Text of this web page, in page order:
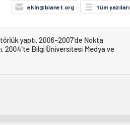
ekin@bianet.org tüm yazıları
yaptı. 2006-2007'de Nokta
2004'te Bilgi Üniversitesi Medya ve